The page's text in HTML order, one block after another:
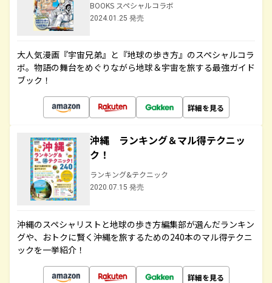
BOOKS スペシャルコラボ
2024.01.25 発売
大人気漫画『宇宙兄弟』と『地球の歩き方』のスペシャルコラ
ボ。物語の舞台をめぐりながら地球＆宇宙を旅する最強ガイド
ブック！
詳細を見る
沖縄 ランキング＆マル得テクニッ
ク！
ランキング&テクニック
2020.07.15 発売
沖縄のスペシャリストと地球の歩き方編集部が選んだランキン
グや、おトクに賢く沖縄を旅するための240本のマル得テクニ
ックを一挙紹介！
詳細を見る